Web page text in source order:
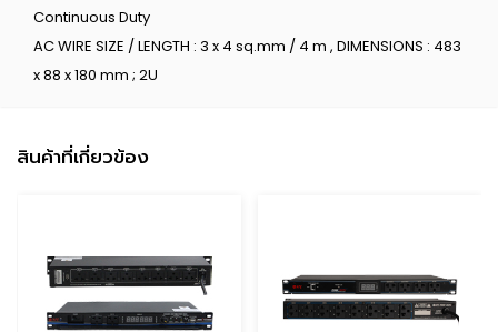
Continuous Duty
AC WIRE SIZE / LENGTH : 3 x 4 sq.mm / 4 m , DIMENSIONS : 483
x 88 x 180 mm ; 2U
สินค้าที่เกี่ยวข้อง